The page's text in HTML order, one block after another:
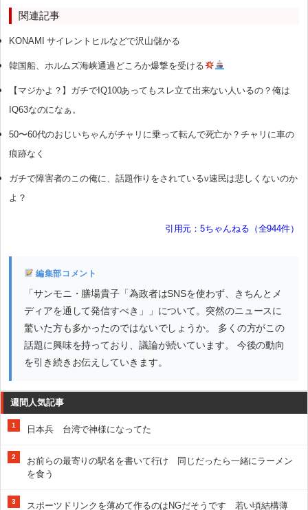
関連記事
KONAMI サイレントヒルなどで沢山儲かる
韓国船、ホルムズ海峡通過どころか爆撃を受ける
【マジかよ？】ガチでIQ100あってもスレ立て出来ない人いるの？俺は
IQ63なのになぁ。
50〜60代のおじいちゃんがチャリに乗って転んで死亡か？チャリに車の
痕跡なく
ガチで障害者のこの俺に、話題作りをされているν速民は悲しくないのか
よ？
引用元：5ちゃんねる（全944件）
編集部コメント
「サンモニ・膳場貴子「為政者はSNSを使わず、きちんとメ
ディアを通して発信すべき」」について。突然のニュースに
驚いた方も多かったのではないでしょうか。 多くの方がこの
話題に興味を持っており、議論が続いています。 今後の動向
を引き続きお伝えしていきます。
週間人気記事
1 日本兵 台湾で神様になってた
2
お前らの最寄りの駅名を書いて行け 同じだったら一緒にラーメン
を食う
3 スポーツドリンクを薄めて作るのはNGだそうです 若い頃結構薄